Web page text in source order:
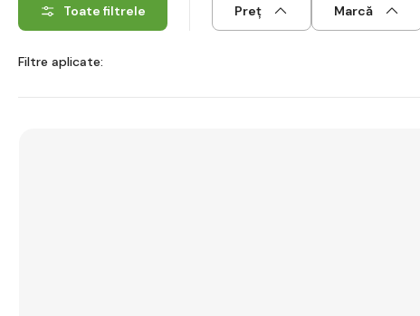
Toate filtrele Preț Marcă
Filtre aplicate: